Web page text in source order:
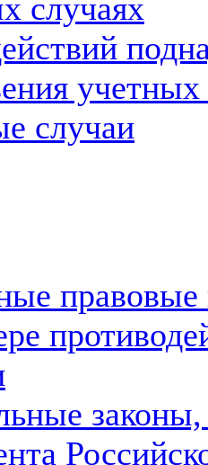
случаях
случаи